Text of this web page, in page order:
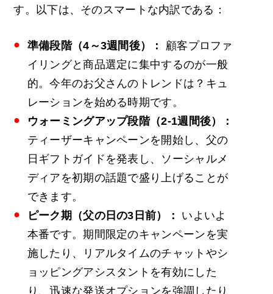
す。以下は、そのスマートな内訳である：
準備段階（4～3週間後）： 顧客プロファ
イリングと商品選定に集中するのが一般
的。今年のお父さんのトレンドは？キュ
レーションを始める時期です。
ウォーミングアップ段階（2-1週間後）：
ティーザーキャンペーンを開始し、父の
日ギフトガイドを発表し、ソーシャルメ
ディアを初期の話題で盛り上げることが
できます。
ピーク期（父の日の3日前）： いよいよ
本番です。期間限定のキャンペーンを実
施したり、リアルタイムのチャットやシ
ョッピングアシスタントを有効にした
り、迅速な発送オプションを強調したり